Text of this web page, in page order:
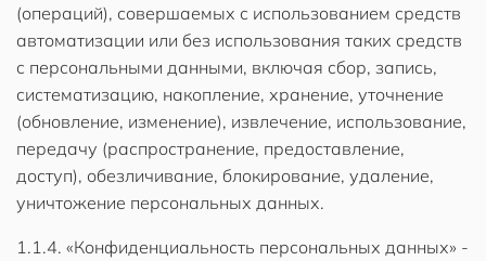
(операций), совершаемых с использованием средств
автоматизации или без использования таких средств
с персональными данными, включая сбор, запись,
систематизацию, накопление, хранение, уточнение
(обновление, изменение), извлечение, использование,
передачу (распространение, предоставление,
доступ), обезличивание, блокирование, удаление,
уничтожение персональных данных.
1.1.4. «Конфиденциальность персональных данных» -